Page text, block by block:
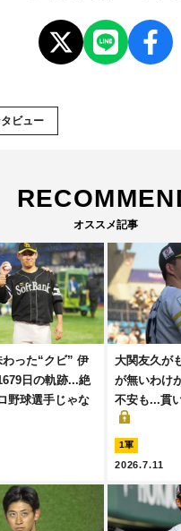
ビュー
オススメ記事
わった“クビ” 伊
日の軌跡...絶
野球選手じゃな
大関友久が
が無いわけ
不安も...貫
1軍
2026.7.11